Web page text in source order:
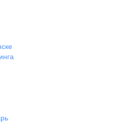
Тебе выбирать!
всегда
отпуска
рост